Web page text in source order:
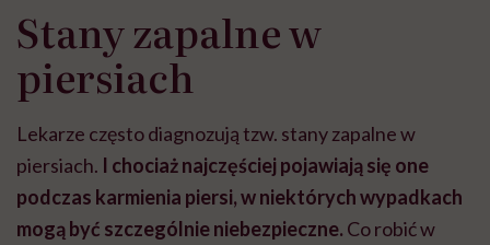
Stany zapalne w
piersiach
Lekarze często diagnozują tzw. stany zapalne w
piersiach. I chociaż najczęściej pojawiają się one
podczas karmienia piersi, w niektórych wypadkach
mogą być szczególnie niebezpieczne. Co robić w